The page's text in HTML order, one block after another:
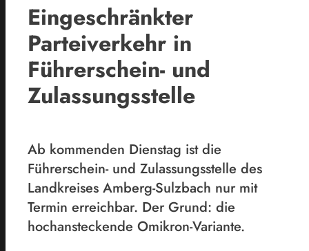
Eingeschränkter
Parteiverkehr in
Führerschein- und
Zulassungsstelle
Ab kommenden Dienstag ist die
Führerschein- und Zulassungsstelle des
Landkreises Amberg-Sulzbach nur mit
Termin erreichbar. Der Grund: die
hochansteckende Omikron-Variante.